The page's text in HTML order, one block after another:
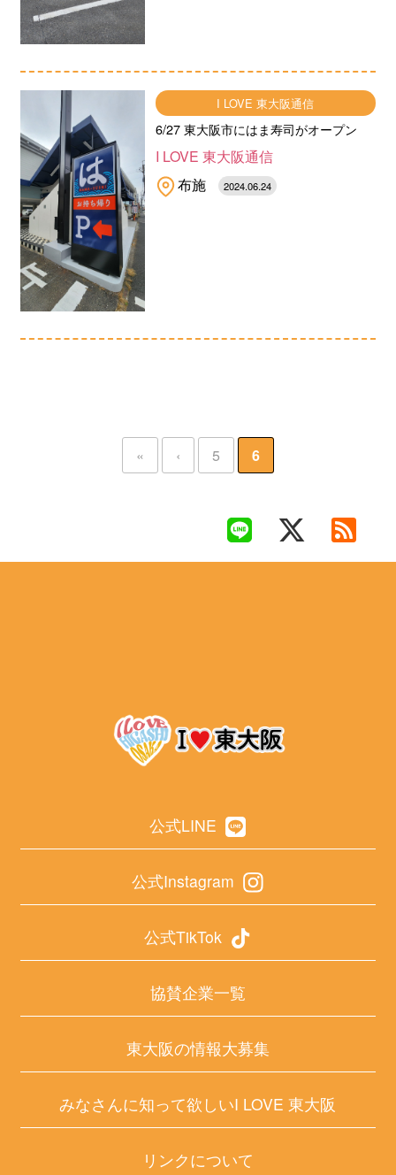
I LOVE 東大阪通信
6/27 東大阪市にはま寿司がオープン
I LOVE 東大阪通信
布施
2024.06.24
« ‹ 5 6
公式LINE
公式Instagram
公式TikTok
協賛企業一覧
東大阪の情報大募集
みなさんに知って欲しいI LOVE 東大阪
リンクについて